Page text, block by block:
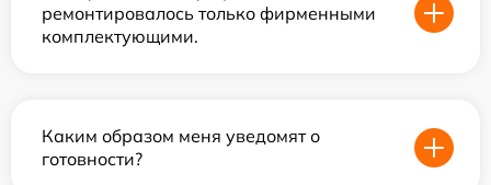
ремонтировалось только фирменными
комплектующими.
Каким образом меня уведомят о
готовности?